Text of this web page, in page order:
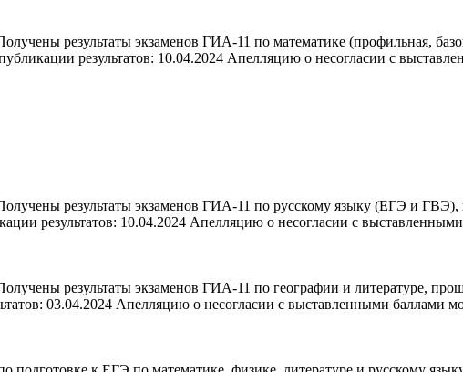
результаты экзаменов ГИА-11 по математике (профильная,
результатов: 10.04.2024 Апелляцию о несогласии с
результаты экзаменов ГИА-11 по русскому языку (ЕГЭ и ГВЭ),
результатов: 10.04.2024 Апелляцию о несогласии с
результаты экзаменов ГИА-11 по географии и литературе,
03.04.2024 Апелляцию о несогласии с выставленными баллами